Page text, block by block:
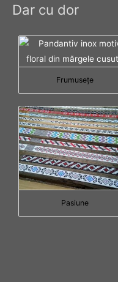
Dar cu dor
Frumuseţe
Pasiune